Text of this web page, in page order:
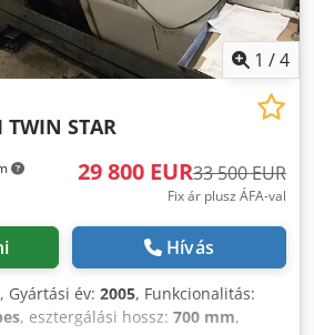
1 /4
TWIN STAR
29 800 EUR33 500 EUR
Fix ár plusz ÁFA-val
Hívás
, Gyártási év: 2005, Funkcionalitás:
, esztergálási hossz: 700 mm,